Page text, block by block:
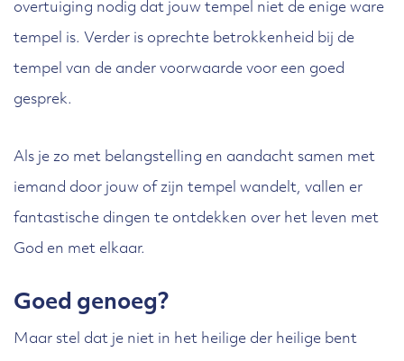
overtuiging nodig dat jouw tempel niet de enige ware
tempel is. Verder is oprechte betrokkenheid bij de
tempel van de ander voorwaarde voor een goed
gesprek.
Als je zo met belangstelling en aandacht samen met
iemand door jouw of zijn tempel wandelt, vallen er
fantastische dingen te ontdekken over het leven met
God en met elkaar.
Goed genoeg?
Maar stel dat je niet in het heilige der heilige bent